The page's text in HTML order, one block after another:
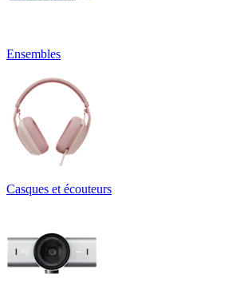
Ensembles
Casques et écouteurs